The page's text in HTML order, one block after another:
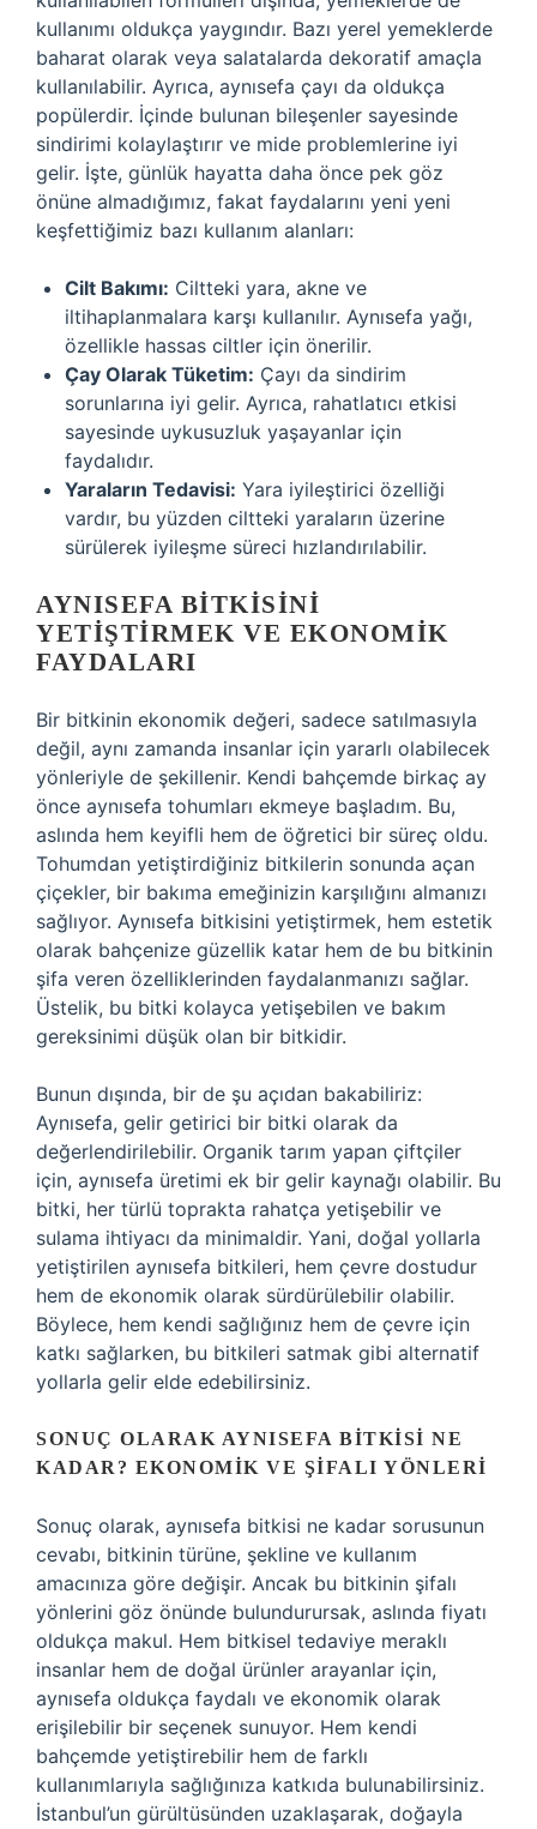
kullanımı oldukça yaygındır. Bazı yerel yemeklerde
baharat olarak veya salatalarda dekoratif amaçla
kullanılabilir. Ayrıca, aynısefa çayı da oldukça
popülerdir. İçinde bulunan bileşenler sayesinde
sindirimi kolaylaştırır ve mide problemlerine iyi
gelir. İşte, günlük hayatta daha önce pek göz
önüne almadığımız, fakat faydalarını yeni yeni
keşfettiğimiz bazı kullanım alanları:
Cilt Bakımı: Ciltteki yara, akne ve
iltihaplanmalara karşı kullanılır. Aynısefa yağı,
özellikle hassas ciltler için önerilir.
Çay Olarak Tüketim: Çayı da sindirim
sorunlarına iyi gelir. Ayrıca, rahatlatıcı etkisi
sayesinde uykusuzluk yaşayanlar için
faydalıdır.
Yaraların Tedavisi: Yara iyileştirici özelliği
vardır, bu yüzden ciltteki yaraların üzerine
sürülerek iyileşme süreci hızlandırılabilir.
AYNISEFA BITKISINI
YETIŞTIRMEK VE EKONOMIK
FAYDALARI
Bir bitkinin ekonomik değeri, sadece satılmasıyla
değil, aynı zamanda insanlar için yararlı olabilecek
yönleriyle de şekillenir. Kendi bahçemde birkaç ay
önce aynısefa tohumları ekmeye başladım. Bu,
aslında hem keyifli hem de öğretici bir süreç oldu.
Tohumdan yetiştirdiğiniz bitkilerin sonunda açan
çiçekler, bir bakıma emeğinizin karşılığını almanızı
sağlıyor. Aynısefa bitkisini yetiştirmek, hem estetik
olarak bahçenize güzellik katar hem de bu bitkinin
şifa veren özelliklerinden faydalanmanızı sağlar.
Üstelik, bu bitki kolayca yetişebilen ve bakım
gereksinimi düşük olan bir bitkidir.
Bunun dışında, bir de şu açıdan bakabiliriz:
Aynısefa, gelir getirici bir bitki olarak da
değerlendirilebilir. Organik tarım yapan çiftçiler
için, aynısefa üretimi ek bir gelir kaynağı olabilir. Bu
bitki, her türlü toprakta rahatça yetişebilir ve
sulama ihtiyacı da minimaldir. Yani, doğal yollarla
yetiştirilen aynısefa bitkileri, hem çevre dostudur
hem de ekonomik olarak sürdürülebilir olabilir.
Böylece, hem kendi sağlığınız hem de çevre için
katkı sağlarken, bu bitkileri satmak gibi alternatif
yollarla gelir elde edebilirsiniz.
SONUÇ OLARAK AYNISEFA BITKISI NE
KADAR? EKONOMIK VE ŞIFALI YÖNLERI
Sonuç olarak, aynısefa bitkisi ne kadar sorusunun
cevabı, bitkinin türüne, şekline ve kullanım
amacınıza göre değişir. Ancak bu bitkinin şifalı
yönlerini göz önünde bulundurursak, aslında fiyatı
oldukça makul. Hem bitkisel tedaviye meraklı
insanlar hem de doğal ürünler arayanlar için,
aynısefa oldukça faydalı ve ekonomik olarak
erişilebilir bir seçenek sunuyor. Hem kendi
bahçemde yetiştirebilir hem de farklı
kullanımlarıyla sağlığınıza katkıda bulunabilirsiniz.
İstanbul’un gürültüsünden uzaklaşarak, doğayla